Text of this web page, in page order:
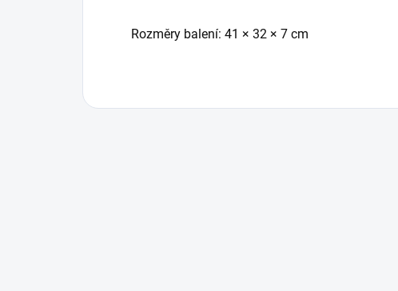
Rozměry balení: 41 × 32 × 7 cm